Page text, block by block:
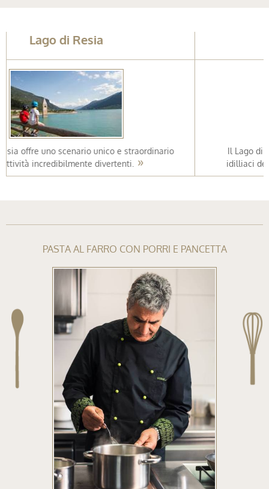
San Valentino
Il Lago di San Valentino alla Muta è tra i laghi più
idilliaci dell’Alto Adige. Verissimo, secondo noi!
PASTA AL FARRO CON PORRI E PANCETTA